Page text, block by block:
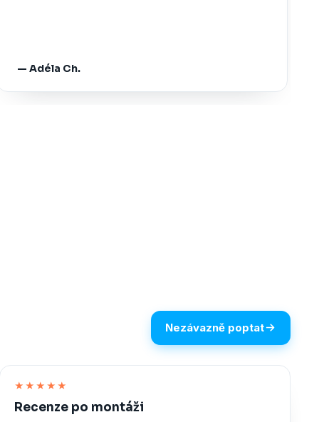
— Adéla Ch.
Nezávazně poptat
★★★★★
Recenze po montáži